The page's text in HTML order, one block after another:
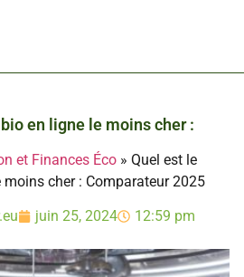
en ligne le moins cher :
et Finances Éco » Quel est le
cher : Comparateur 2025
juin 25, 2024
12:59 pm